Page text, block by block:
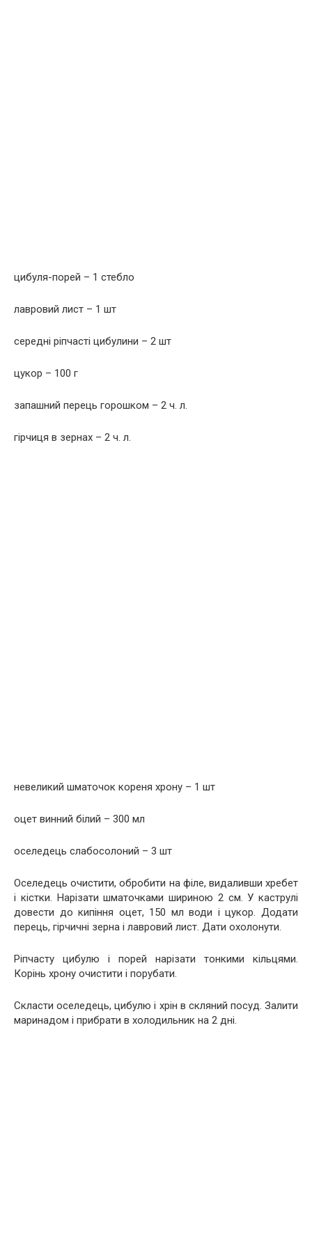
цибуля-порей – 1 стебло
лавровий лист – 1 шт
середні ріпчасті цибулини – 2 шт
цукор – 100 г
запашний перець горошком – 2 ч. л.
гірчиця в зернах – 2 ч. л.
невеликий шматочок кореня хрону – 1 шт
оцет винний білий – 300 мл
оселедець слабосолоний – 3 шт
Оселедець очистити, обробити на філе, видаливши хребет
і кістки. Нарізати шматочками шириною 2 см. У каструлі
довести до кипіння оцет, 150 мл води і цукор. Додати
перець, гірчичні зерна і лавровий лист. Дати охолонути.
Ріпчасту цибулю і порей нарізати тонкими кільцями.
Корінь хрону очистити і порубати.
Скласти оселедець, цибулю і хрін в скляний посуд. Залити
маринадом і прибрати в холодильник на 2 дні.